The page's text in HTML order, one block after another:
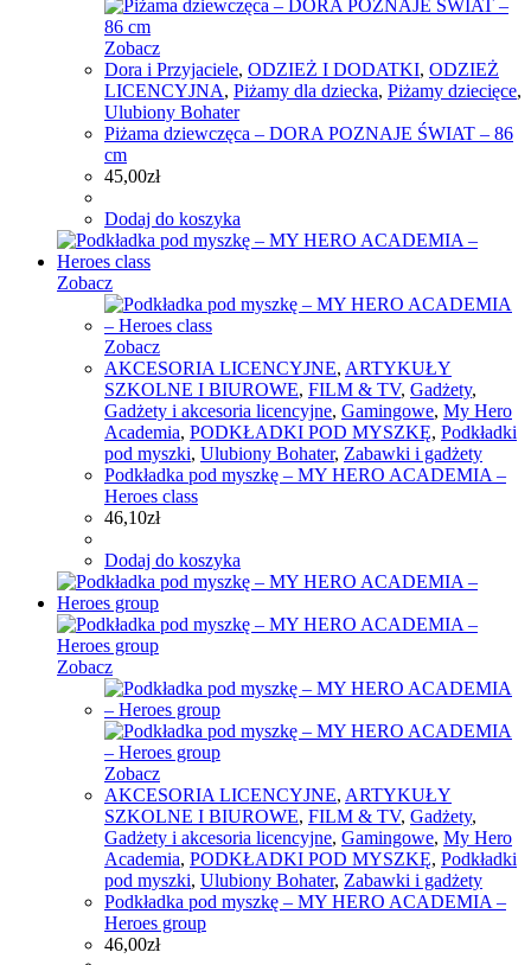
Zobacz
Dora i Przyjaciele, ODZIEŻ I DODATKI, ODZIEŻ
LICENCYJNA, Piżamy dla dziecka, Piżamy dziecięce,
Ulubiony Bohater
Piżama dziewczęca – DORA POZNAJE ŚWIAT – 86
cm
45,00zł
Dodaj do koszyka
Zobacz
Zobacz
AKCESORIA LICENCYJNE, ARTYKUŁY
SZKOLNE I BIUROWE, FILM & TV, Gadżety,
Gadżety i akcesoria licencyjne, Gamingowe, My Hero
Academia, PODKŁADKI POD MYSZKĘ, Podkładki
pod myszki, Ulubiony Bohater, Zabawki i gadżety
Podkładka pod myszkę – MY HERO ACADEMIA –
Heroes class
46,10zł
Dodaj do koszyka
Zobacz
Zobacz
AKCESORIA LICENCYJNE, ARTYKUŁY
SZKOLNE I BIUROWE, FILM & TV, Gadżety,
Gadżety i akcesoria licencyjne, Gamingowe, My Hero
Academia, PODKŁADKI POD MYSZKĘ, Podkładki
pod myszki, Ulubiony Bohater, Zabawki i gadżety
Podkładka pod myszkę – MY HERO ACADEMIA –
Heroes group
46,00zł